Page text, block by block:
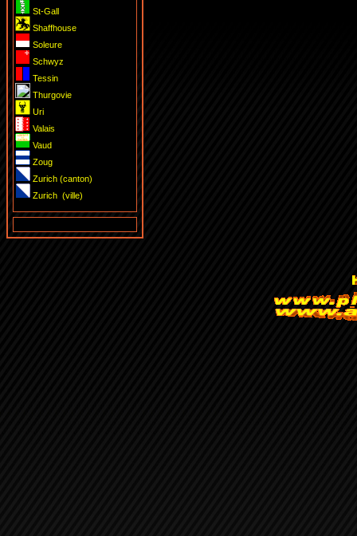
St-Gall
Shaffhouse
Soleure
Schwyz
Tessin
Thurgovie
Uri
Valais
Vaud
Zoug
Zurich (canton)
Zurich (ville)